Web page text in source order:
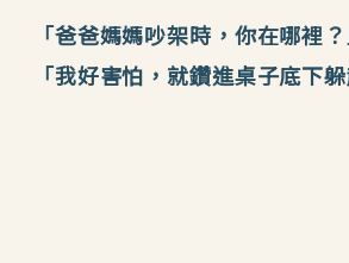
「爸爸媽媽吵架時，你在哪裡？
「我好害怕，就鑽進桌子底下躲